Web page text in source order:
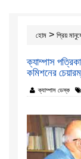
হোম > প্রিয়
ক্যাম্পাস
কমিশনের
ক্যাম্পাস ডেস্ক